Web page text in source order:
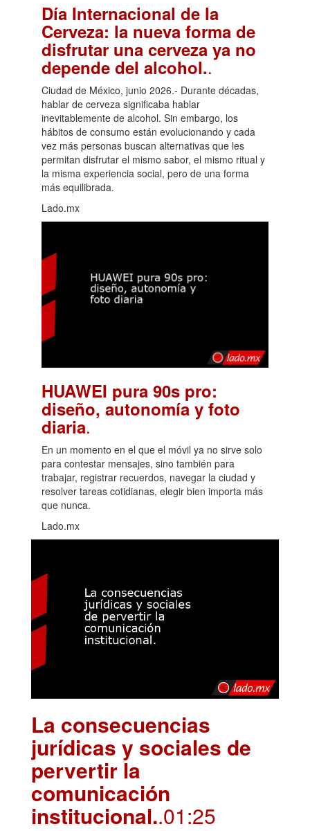
Día Internacional de la
Cerveza: la nueva forma de
disfrutar una cerveza ya no
depende del alcohol..
Ciudad de México, junio 2026.- Durante décadas,
hablar de cerveza significaba hablar
inevitablemente de alcohol. Sin embargo, los
hábitos de consumo están evolucionando y cada
vez más personas buscan alternativas que les
permitan disfrutar el mismo sabor, el mismo ritual y
la misma experiencia social, pero de una forma
más equilibrada.
Lado.mx
HUAWEI pura 90s pro:
diseño, autonomía y foto
diaria.
En un momento en el que el móvil ya no sirve solo
para contestar mensajes, sino también para
trabajar, registrar recuerdos, navegar la ciudad y
resolver tareas cotidianas, elegir bien importa más
que nunca.
Lado.mx
La consecuencias
jurídicas y sociales de
pervertir la
comunicación
institucional..01:25